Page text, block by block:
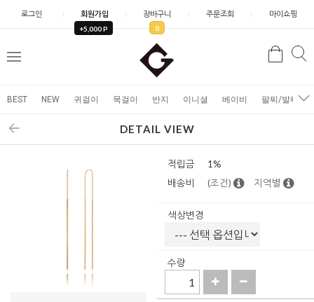
로그인 회원가입
+5,000 P
장바구니
0
주문조회 마이쇼핑
메
검
BEST NEW 귀걸이 목걸이 반지 이니셜 베이비 팔찌/발찌
DETAIL VIEW
적립금
1%
배송비
(조건) 지역별
색상변경
수량